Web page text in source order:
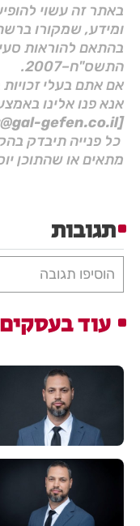
באתר זה עשוי
ומידע, שמקורו
התשס"ח–2007.
אם אתם בעלי
אנא פנו אלינו
[Manager@gal-gefen.co.il]
כל פנייה תיבדק
מתאים או שהתוכן
תגובות
הוסיפו תגובה
עוד